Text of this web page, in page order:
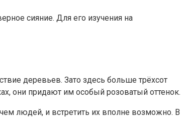
сияние. Для его изучения на
деревьев. Зато здесь больше трёхсот
они придают им особый розоватый оттенок.
людей, и встретить их вполне возможно. В